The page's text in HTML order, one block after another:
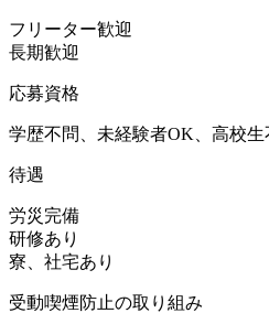
フリーター歓迎
長期歓迎
応募資格
学歴不問、未経験者OK、高校生
待遇
労災完備
研修あり
寮、社宅あり
受動喫煙防止の取り組み